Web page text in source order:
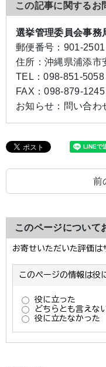
この記事に関するお
選挙管理委員会事務
郵便番号： 901-2501
住所： 沖縄県浦添市
TEL：098-851-5058
FAX：098-879-1245
お知らせ： 問い合わ
前
このページについて